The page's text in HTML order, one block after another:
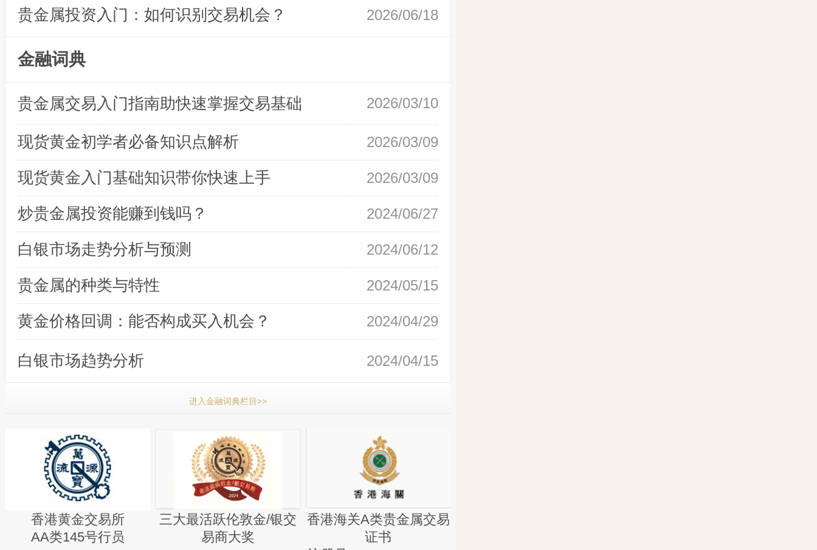
贵金属投资入门：如何识别交易机会？ 2026/06/18
金融词典
贵金属交易入门指南助快速掌握交易基础 2026/03/10
现货黄金初学者必备知识点解析 2026/03/09
现货黄金入门基础知识带你快速上手 2026/03/09
炒贵金属投资能赚到钱吗？ 2024/06/27
白银市场走势分析与预测 2024/06/12
贵金属的种类与特性 2024/05/15
黄金价格回调：能否构成买入机会？ 2024/04/29
白银市场趋势分析 2024/04/15
进入金融词典栏目>>
香港黄金交易所
AA类145号行员
三大最活跃伦敦金/银交
易商大奖
香港海关A类贵金属交易
证书